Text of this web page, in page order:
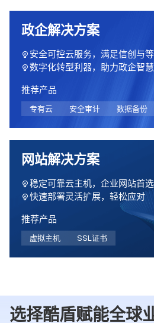
政企解决方案
安全可控云服务，满足信创与
数字化转型利器，助力政企智
推荐产品
专有云 安全审计 数据备份
网站解决方案
稳定可靠云主机，企业网站首选
快速部署灵活扩展，轻松应对
推荐产品
虚拟主机 SSL证书
选择酷盾赋能全球